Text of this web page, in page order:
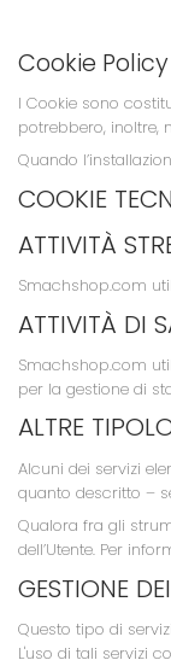
Cookie
I Cookie sono
potrebbero, inoltre,
Quando
COOKIE
ATTIVITÀ
Smachshop.com
ATTIVITÀ DI
Smachshop.com
per la gestione di
ALTRE
Alcuni dei servizi
quanto descritto –
Qualora fra gli
dell’Utente. Per
GESTIONE
Questo tipo di
L'uso di tali servizi